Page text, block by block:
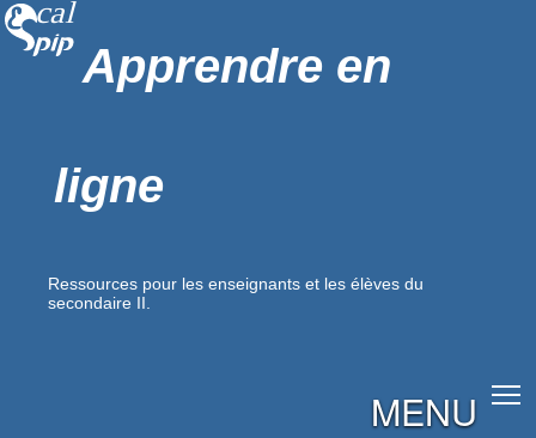
Apprendre en
ligne
Ressources pour les enseignants et les élèves du
secondaire II.
MENU